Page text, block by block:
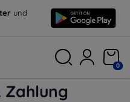
und
0
Zahlung